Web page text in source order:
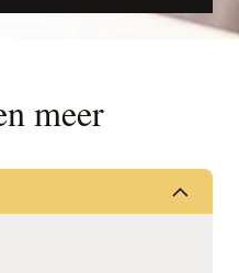
meer